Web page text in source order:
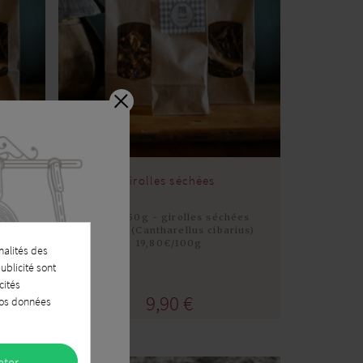
girolles séchées
sachet 50g - girolles séchées
entières (Cantharellus cibarius)
19,80€/100g
9,90 €
des
sont
données